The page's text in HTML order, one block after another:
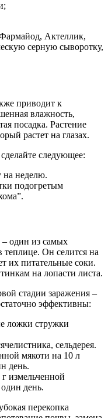
Актеллик,
серную сыворотку,
приводит к
влажность,
посадка. Растение
растет на глазах.
следующее:
на неделю.
подогретым
один из самых
теплице. Он селится на
их питательные соки.
на лопасти листа.
стадии заражения –
эффективны:
ложки стружки
сельдерея.
мякоти на 10 л
день.
измельченной
день.
перекопка